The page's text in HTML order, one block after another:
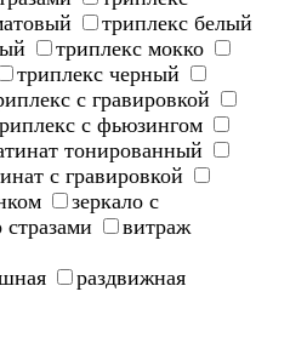
триплекс белый
триплекс мокко
триплекс черный
с гравировкой
с фьюзингом
тонированный
с гравировкой
зеркало с
стразами
витраж
раздвижная